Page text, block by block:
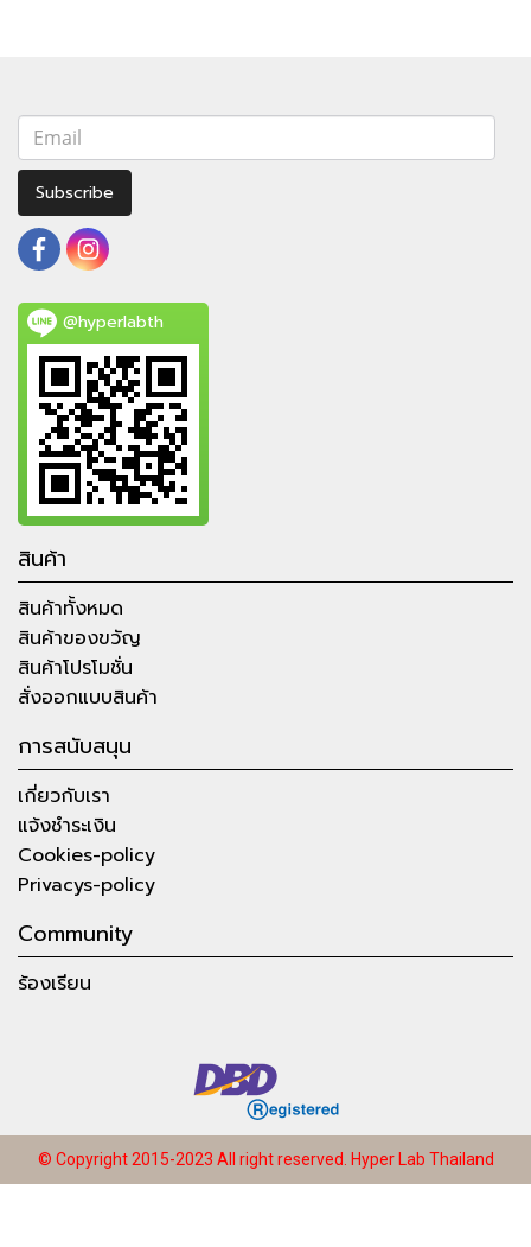
Subscribe
@hyperlabth
สินค้า
สินค้าทั้งหมด
สินค้าของขวัญ
สินค้าโปรโมชั่น
สั่งออกแบบสินค้า
การสนับสนุน
เกี่ยวกับเรา
แจ้งชำระเงิน
Cookies-policy
Privacys-policy
Community
ร้องเรียน
© Copyright 2015-2023 All right reserved. Hyper Lab Thailand